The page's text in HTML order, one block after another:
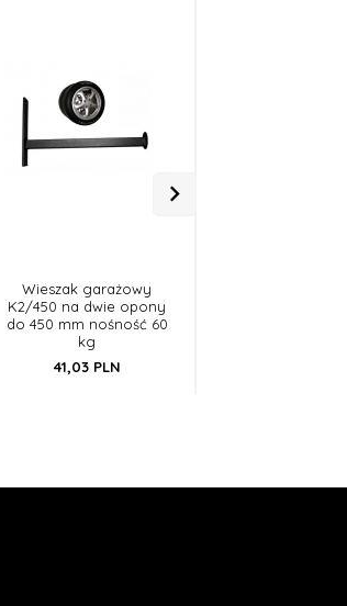
Wieszak garażowy
K2/450 na dwie opony
do 450 mm nośność 60
kg
41,03 PLN